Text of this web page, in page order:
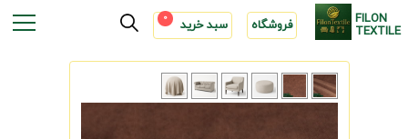
FILON
TEXTILE فروشگاه سبد خرید 0